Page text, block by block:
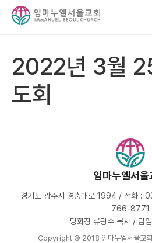
2022년 3월
도회
임마누엘서울
경기도 광주시 경충대로 1994 / 전화
766-8771
당회장 류광수 목사 / 담
Copyright © 2018 임마누엘서울교